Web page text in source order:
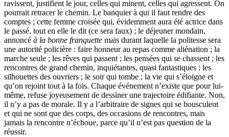
ravissent, justifient le jour, celles qui minent, celles qui agressent. On
pourrait retracer le chemin. Le banquier à qui il faut rendre des
comptes ; cette femme croisée qui, évidemment aura été actrice dans
le passé, tout en elle le dit (ce sera faux) ; le déjeuner mondain,
annoncé à la bonne franquette mais durant laquelle la politesse sera
une autorité policière : faire honneur au repas comme aliénation ; la
marche seule ; les rêves qui passent ; les pensées qui se chassent ; les
rencontres de grand chemin, inquiétantes, quasi fantastiques ; les
silhouettes des ouvriers ; le soir qui tombe ; la vie qui s’éloigne et
qu’on rejoint tout à la fois. Chaque événement n’existe que pour lui-
même, refuse joyeusement de dessiner une trajectoire édifiante. Non,
il n’y a pas de morale. Il y a l’arbitraire de signes qui se bousculent
et qui ne sont que des corps, des occasions de rencontres, mais
jamais la rencontre n’échoue, parce qu’il n’est pas question de la
réussir.